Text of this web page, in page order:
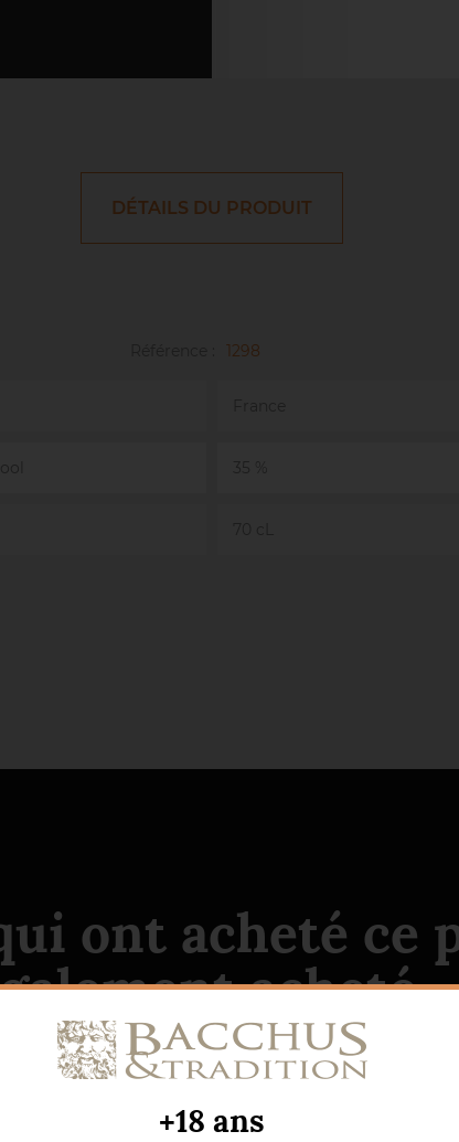
DÉTAILS DU PRODUIT
1298
ont acheté ce
acheté...
+18 ans